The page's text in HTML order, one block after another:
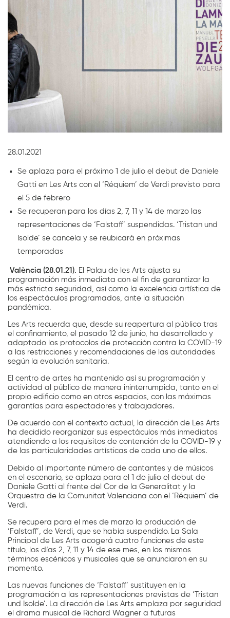
28.01.2021
Se aplaza para el próximo 1 de julio el debut de Daniele
Gatti en Les Arts con el ‘Réquiem’ de Verdi previsto para
el 5 de febrero
Se recuperan para los días 2, 7, 11 y 14 de marzo las
representaciones de ‘Falstaff’ suspendidas. ‘Tristan und
Isolde’ se cancela y se reubicará en próximas
temporadas
València (28.01.21). El Palau de les Arts ajusta su
programación más inmediata con el fin de garantizar la
más estricta seguridad, así como la excelencia artística de
los espectáculos programados, ante la situación
pandémica.
Les Arts recuerda que, desde su reapertura al público tras
el confinamiento, el pasado 12 de junio, ha desarrollado y
adaptado los protocolos de protección contra la COVID-19
a las restricciones y recomendaciones de las autoridades
según la evolución sanitaria.
El centro de artes ha mantenido así su programación y
actividad al público de manera ininterrumpida, tanto en el
propio edificio como en otros espacios, con las máximas
garantías para espectadores y trabajadores.
De acuerdo con el contexto actual, la dirección de Les Arts
ha decidido reorganizar sus espectáculos más inmediatos
atendiendo a los requisitos de contención de la COVID-19 y
de las particularidades artísticas de cada uno de ellos.
Debido al importante número de cantantes y de músicos
en el escenario, se aplaza para el 1 de julio el debut de
Daniele Gatti al frente del Cor de la Generalitat y la
Orquestra de la Comunitat Valenciana con el ‘Réquiem’ de
Verdi.
Se recupera para el mes de marzo la producción de
‘Falstaff’, de Verdi, que se había suspendido. La Sala
Principal de Les Arts acogerá cuatro funciones de este
título, los días 2, 7, 11 y 14 de ese mes, en los mismos
términos escénicos y musicales que se anunciaron en su
momento.
Las nuevas funciones de ‘Falstaff’ sustituyen en la
programación a las representaciones previstas de ‘Tristan
und Isolde’. La dirección de Les Arts emplaza por seguridad
el drama musical de Richard Wagner a futuras